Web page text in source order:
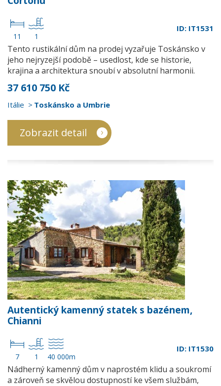
11 1
ID: IT1531
Tento rustikální dům na prodej vyzařuje Toskánsko v
jeho nejryzejší podobě – usedlost, kde se historie,
krajina a architektura snoubí v absolutní harmonii.
37 610 750 Kč
Itálie Toskánsko a Umbrie
Zobrazit detail
Autentický kamenný statek s bazénem,
Chianni
7 1 40 000m
ID: IT1530
Nádherný kamenný dům v naprostém klidu a soukromí
a zároveň se skvělou dostupností ke všem službám,